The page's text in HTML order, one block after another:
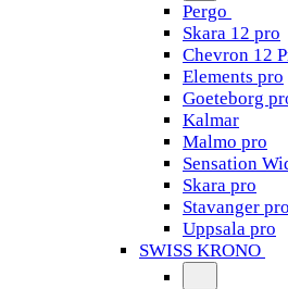
Pergo
Skara 12 pro
Chevron 12
Elements pro
Goeteborg
Kalmar
Malmo pro
Sensation
Skara pro
Stavanger pro
Uppsala pro
SWISS KRONO